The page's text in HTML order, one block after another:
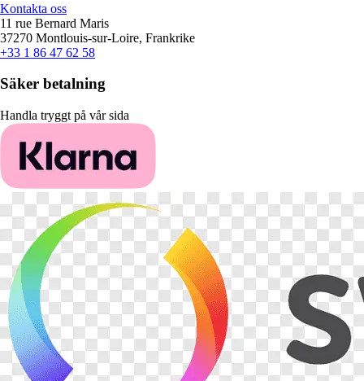
Kontakta oss
11 rue Bernard Maris
37270 Montlouis-sur-Loire, Frankrike
+33 1 86 47 62 58
Säker betalning
Handla tryggt på vår sida